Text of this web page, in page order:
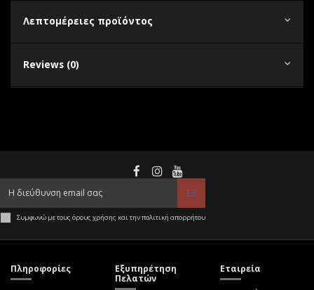
Λεπτομέρειες προϊόντος
Reviews (0)
Συμφωνώ με τους όρους χρήσης και την πολιτική απορρήτου
Πληροφορίες
Εξυπηρέτηση
Πελατών
Εταιρεία